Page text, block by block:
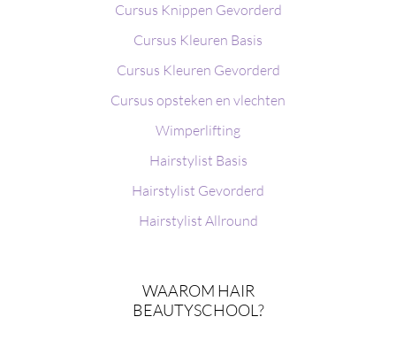
Cursus Knippen Gevorderd
Cursus Kleuren Basis
Cursus Kleuren Gevorderd
Cursus opsteken en vlechten
Wimperlifting
Hairstylist Basis
Hairstylist Gevorderd
Hairstylist Allround
WAAROM HAIR
BEAUTYSCHOOL?